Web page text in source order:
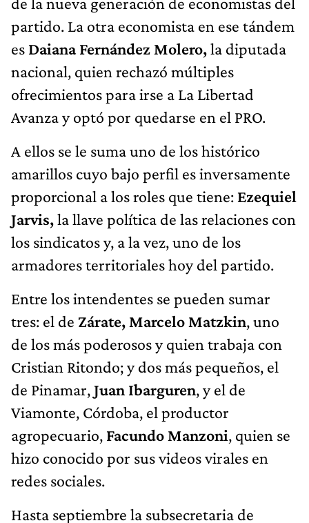
partido. La otra economista en ese tándem
es Daiana Fernández Molero,la diputada
nacional, quien rechazó múltiples
ofrecimientos para irse a La Libertad
Avanza y optó por quedarse en el PRO.
A ellos se le suma uno de los histórico
amarillos cuyo bajo perfil es inversamente
proporcional a los roles que tiene: Ezequiel
Jarvis,la llave política de las relaciones con
los sindicatos y, a la vez, uno de los
armadores territoriales hoy del partido.
Entre los intendentes se pueden sumar
tres: el de Zárate, Marcelo Matzkin, uno
de los más poderosos y quien trabaja con
Cristian Ritondo; y dos más pequeños, el
de Pinamar,Juan Ibarguren, y el de
Viamonte, Córdoba, el productor
agropecuario, Facundo Manzoni, quien se
hizo conocido por sus videos virales en
redes sociales.
Hasta septiembre la subsecretaria de